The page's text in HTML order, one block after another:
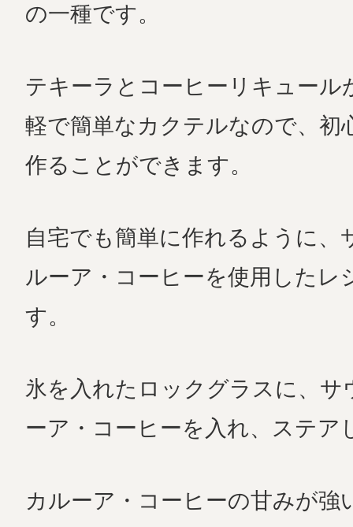
の一種です。
テキーラとコーヒーリキュール
軽で簡単なカクテルなので、初
作ることができます。
自宅でも簡単に作れるように、
ルーア・コーヒーを使用したレ
す。
氷を入れたロックグラスに、サ
ーア・コーヒーを入れ、ステア
カルーア・コーヒーの甘みが強